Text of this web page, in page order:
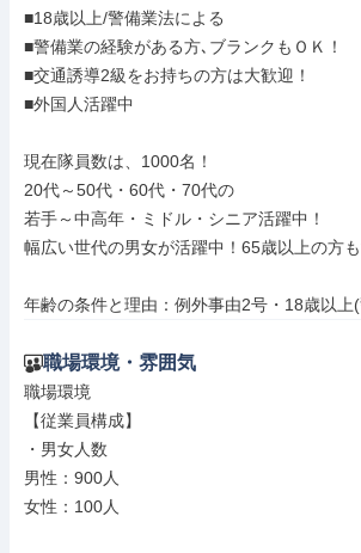
■18歳以上/警備業法による
■警備業の経験がある方､ブランクもＯＫ！
■交通誘導2級をお持ちの方は大歓迎！
■外国人活躍中
現在隊員数は、1000名！
20代～50代・60代・70代の
若手～中高年・ミドル・シニア活躍中！
幅広い世代の男女が活躍中！65歳以上の方も
年齢の条件と理由：例外事由2号・18歳以上
職場環境・雰囲気
職場環境
【従業員構成】
・男女人数
男性：900人
女性：100人